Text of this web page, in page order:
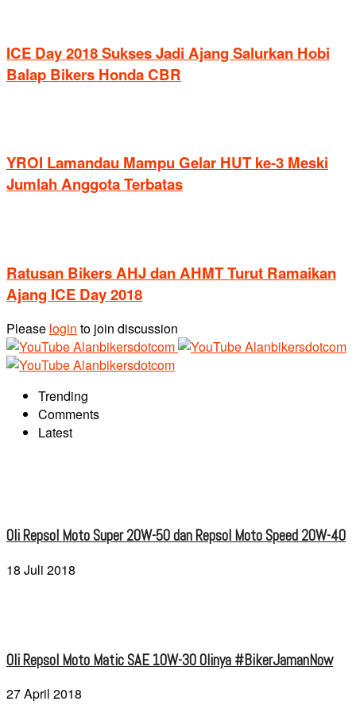
ICE Day 2018 Sukses Jadi Ajang Salurkan Hobi
Balap Bikers Honda CBR
YROI Lamandau Mampu Gelar HUT ke-3 Meski
Jumlah Anggota Terbatas
Ratusan Bikers AHJ dan AHMT Turut Ramaikan
Ajang ICE Day 2018
Please login to join discussion
Trending
Comments
Latest
Oli Repsol Moto Super 20W-50 dan Repsol Moto Speed 20W-40
18 Juli 2018
Oli Repsol Moto Matic SAE 10W-30 Olinya #BikerJamanNow
27 April 2018